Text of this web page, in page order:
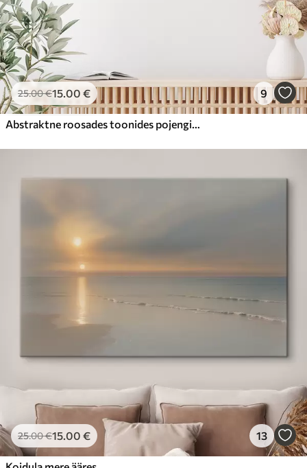
25.00€15.00 € 9
Abstraktne roosades toonides pojengide kimp
25.00€15.00 € 13